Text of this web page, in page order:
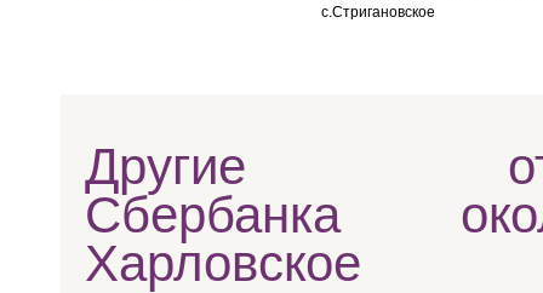
с.Стригановское
Другие
Сбербанка
Харловское